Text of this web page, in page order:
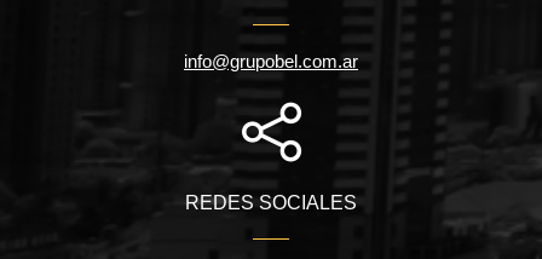
info@grupobel.com.ar
REDES SOCIALES